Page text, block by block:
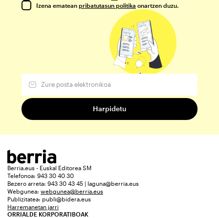
Izena ematean pribatutasun politika onartzen duzu.
Berria.eus - Euskal Editorea SM
Telefonoa: 943 30 40 30
Bezero arreta: 943 30 43 45 | laguna@berria.eus
Webgunea: webgunea@berria.eus
Publizitatea: publi@bidera.eus
Harremanetan jarri
ORRIALDE KORPORATIBOAK